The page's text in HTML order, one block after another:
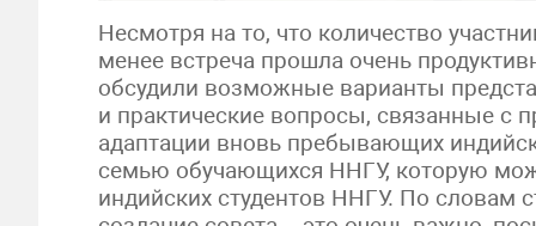
Несмотря на то, что количество
менее встреча прошла очень
обсудили возможные варианты
и практические вопросы, связанные с
адаптации вновь пребывающих
семью обучающихся ННГУ, которую
индийских студентов ННГУ. По словам